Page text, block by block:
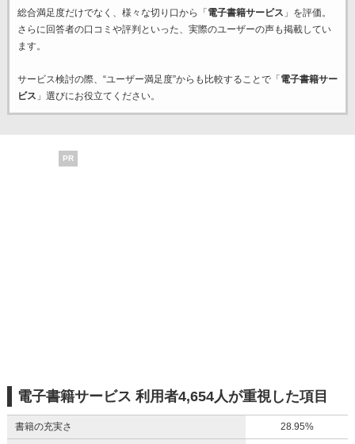
総合満足度だけでなく、様々な切り口から「 電子書籍サービス 」を評価。
さらに回答者の口コミや評判といった、実際のユーザーの声も掲載してい
ます。
サービス検討の際、“ユーザー満足度”からも比較することで「 電子書籍サー
ビス 」選びにお役立てください。
PR
電子書籍サービス 利用者4,654人が重視した項目
書籍の充実さ 28.95%